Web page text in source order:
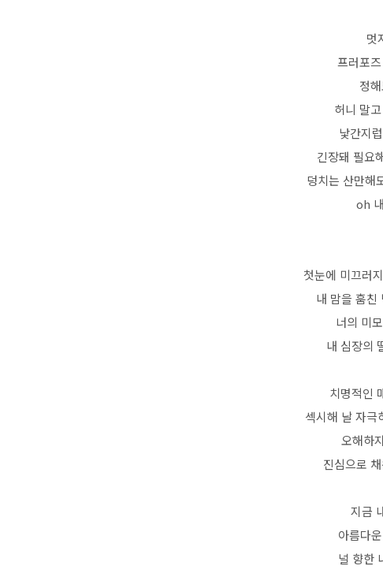
멋
프러포
정
허니 말
낯간지
긴장돼 필
덩치는 산만해
oh
첫눈에 미끄러
내 맘을 훔친
너의 미
내 심장의
치명적인
섹시해 날 자
오해하
진심으로
지금
아름다
널 향한